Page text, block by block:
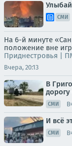
СМИ
На 6-й минуте
положение вне
Приднестровья |
Вчера, 20:13
В
СМИ
И всё
СМИ